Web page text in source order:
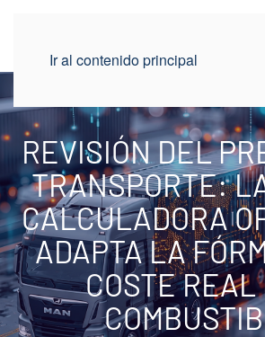
Ir al contenido principal
REVISIÓN DEL
TRANSPORTE:
CALCULADORA
ADAPTA LA
COSTE REAL